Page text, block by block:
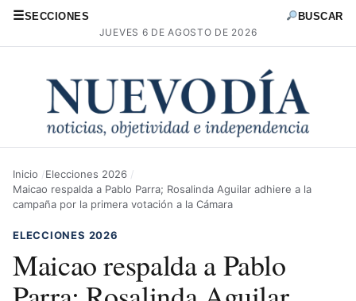
☰SECCIONES
JUEVES 6 DE AGOSTO DE 2026
BUSCAR
Inicio
Elecciones 2026
Maicao respalda a Pablo Parra; Rosalinda Aguilar adhiere a la
campaña por la primera votación a la Cámara
ELECCIONES 2026
Maicao respalda a Pablo